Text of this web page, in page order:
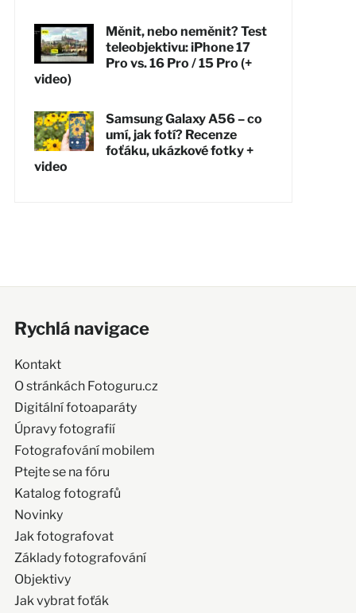
Měnit, nebo neměnit? Test
teleobjektivu: iPhone 17
Pro vs. 16 Pro / 15 Pro (+
video)
Samsung Galaxy A56 – co
umí, jak fotí? Recenze
foťáku, ukázkové fotky +
video
Rychlá navigace
Kontakt
O stránkách Fotoguru.cz
Digitální fotoaparáty
Úpravy fotografií
Fotografování mobilem
Ptejte se na fóru
Katalog fotografů
Novinky
Jak fotografovat
Základy fotografování
Objektivy
Jak vybrat foťák